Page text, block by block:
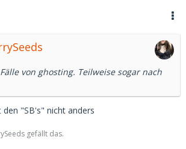
von ghosting. Teilweise sogar nach
"SB's" nicht anders
gefällt das.